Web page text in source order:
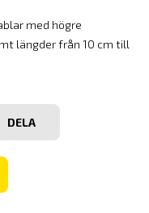
med högre
längder från 10 cm till
DELA